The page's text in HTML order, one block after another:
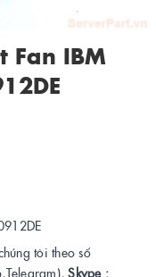
Fan IBM
tôi theo số
Skype :